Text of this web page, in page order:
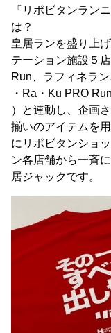
『リポビタンラン
は？
皇居ランを盛り上
テーション施設５
Run、ラフィネラ
・Ra・Ku PRO
）と連動し、企画
揃いのアイテムを
にリポビタンショ
ン各店舗から一斉
居ジャックです。